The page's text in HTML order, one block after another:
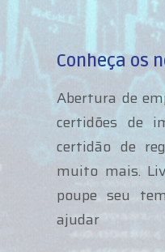
Conheça os
Abertura de
certidões de
certidão de
muito mais.
poupe seu
ajudar